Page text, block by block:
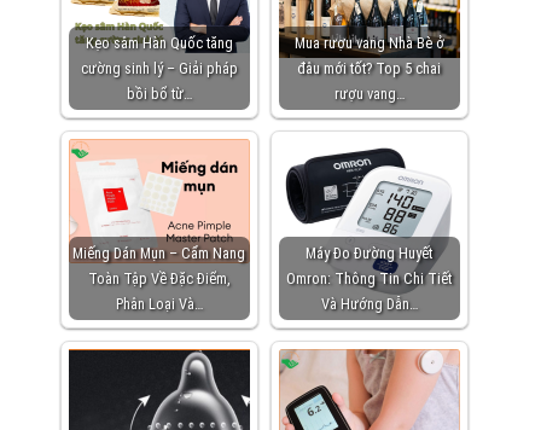
Kẹo sâm Hàn Quốc tăng
cường sinh lý – Giải pháp
bồi bổ từ…
Mua rượu vang Nhà Bè ở
đâu mới tốt? Top 5 chai
rượu vang…
Miếng Dán Mụn – Cẩm Nang
Toàn Tập Về Đặc Điểm,
Phân Loại Và…
Máy Đo Đường Huyết
Omron: Thông Tin Chi Tiết
Và Hướng Dẫn…